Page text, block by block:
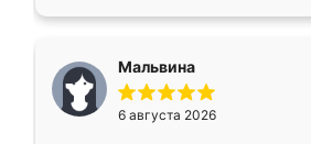
меньше, здесь же он более
Мне нравится ,если что-то
мебели буду заказывать
Мальвина
6 августа 2026